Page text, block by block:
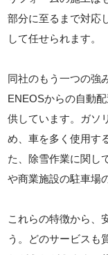
部分に至るまで対応
して任せられます。
同社のもう一つの強
ENEOSからの自動
供しています。ガソ
め、車を多く使用す
た、除雪作業に関し
や商業施設の駐車場
これらの特徴から、
う。どのサービスも